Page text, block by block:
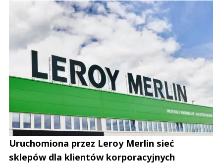
Uruchomiona przez Leroy Merlin sieć
sklepów dla klientów korporacyjnych